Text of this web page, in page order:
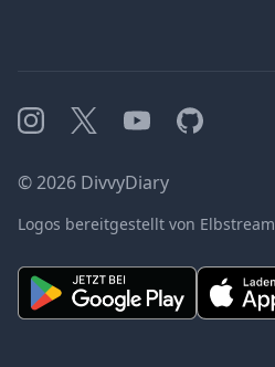
Instagram
X YouTubeGitHub
©2026 DivvyDiary
Logos bereitgestellt von Elbstream